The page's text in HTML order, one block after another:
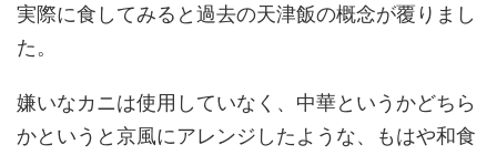
実際に食してみると過去の天津飯の概念が覆りまし
た。
嫌いなカニは使用していなく、中華というかどちら
かというと京風にアレンジしたような、もはや和食